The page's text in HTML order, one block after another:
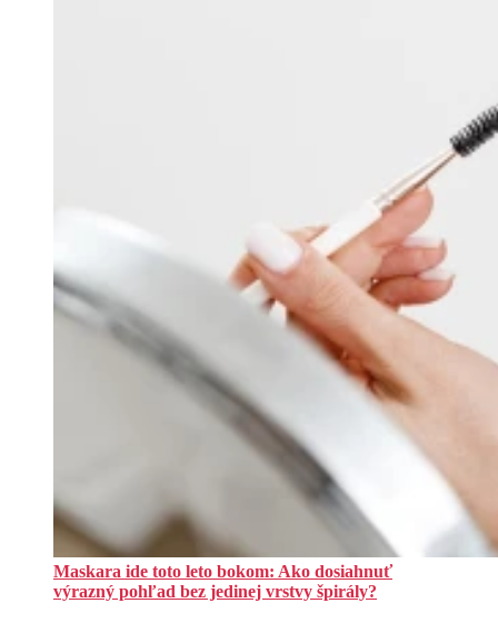
Maskara ide toto leto bokom: Ako dosiahnuť
výrazný pohľad bez jedinej vrstvy špirály?